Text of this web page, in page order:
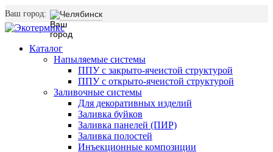
Ваш город: Челябинск
Каталог
Напыляемые системы
ППУ с закрыто-ячеистой структурой
ППУ с открыто-ячеистой структурой
Заливочные системы
Для декоративных изделий
Заливка буйков
Заливка панелей (ПИР)
Заливка полостей
Инъекционные композиции